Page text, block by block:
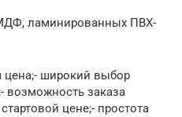
ламинированных ПВХ-
цена;- широкий выбор
возможность заказа
цене;- простота